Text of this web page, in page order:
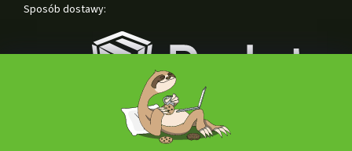
Sposób dostawy: